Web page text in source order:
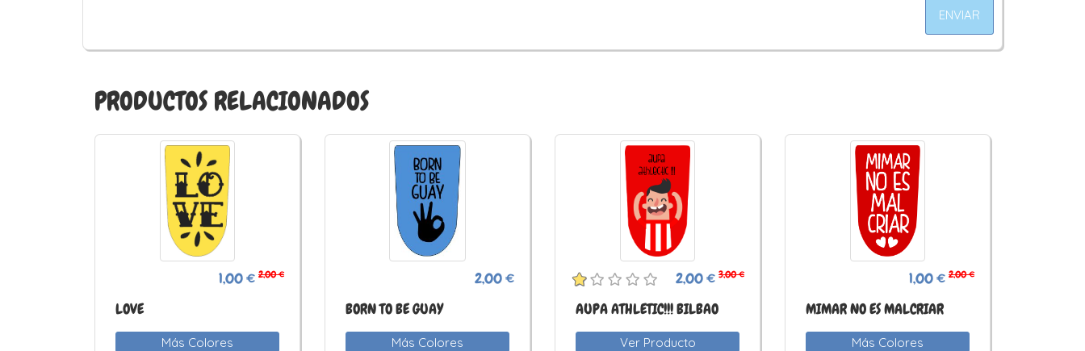
ENVIAR
PRODUCTOS RELACIONADOS
1,00 € 2,00 €
LOVE
Más Colores
2,00 €
BORN TO BE GUAY
Más Colores
2,00 € 3,00 €
AUPA ATHLETIC!!! BILBAO
Ver Producto
1,00 € 2,00 €
MIMAR NO ES MALCRIAR
Más Colores